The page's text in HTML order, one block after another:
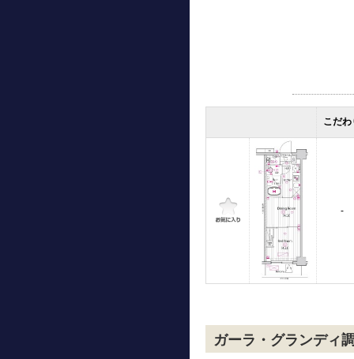
こだわ
-
ガーラ・グランディ